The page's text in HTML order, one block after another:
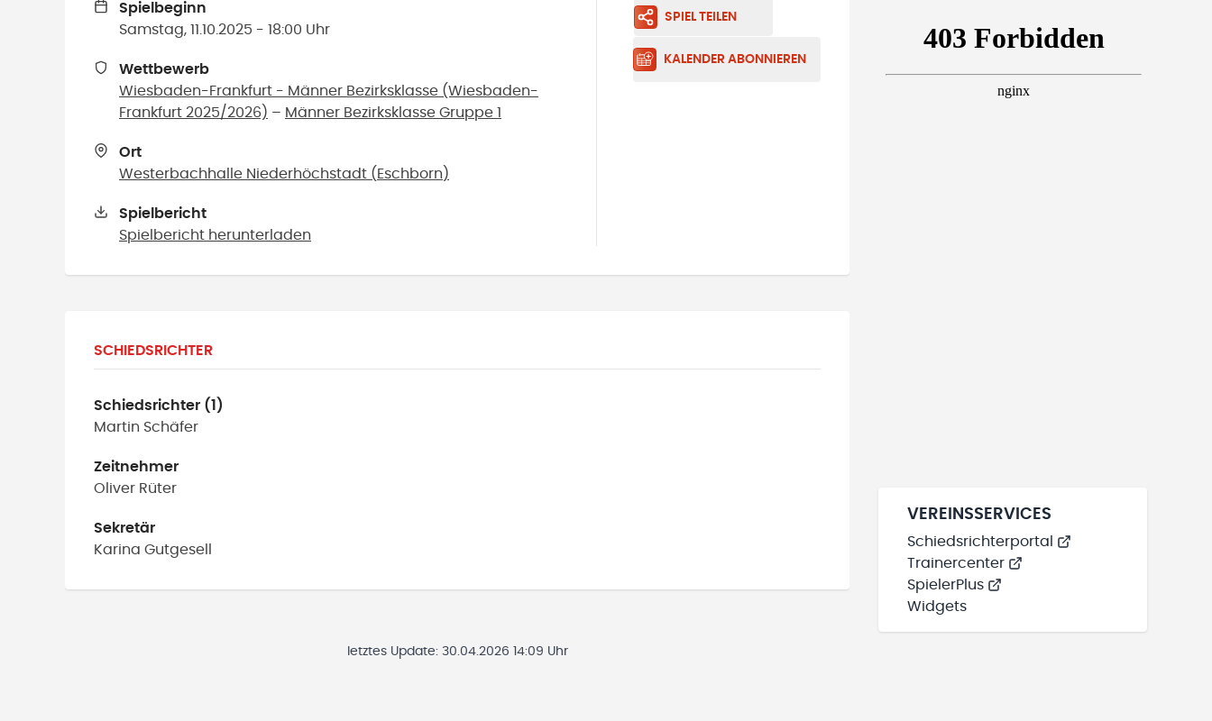
Spielbeginn
Samstag, 11.10.2025 - 18:00 Uhr
Wettbewerb
Wiesbaden-Frankfurt - Männer Bezirksklasse (Wiesbaden-
Frankfurt 2025/2026) – Männer Bezirksklasse Gruppe 1
Ort
Westerbachhalle Niederhöchstadt ( Eschborn )
Spielbericht
Spielbericht herunterladen
SPIEL TEILEN
KALENDER ABONNIEREN
SCHIEDSRICHTER
Schiedsrichter (1)
Martin Schäfer
Zeitnehmer
Oliver Rüter
Sekretär
Karina Gutgesell
letztes Update: 30.04.2026 14:09 Uhr
VEREINSSERVICES
Schiedsrichterportal
Trainercenter
SpielerPlus
Widgets